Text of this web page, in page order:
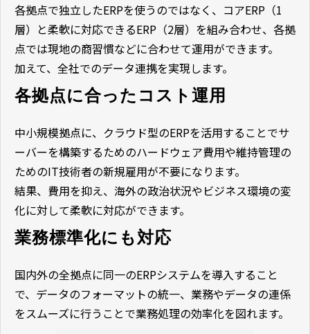
各拠点で独立したERPを使うのではなく、コアERP（1
層）と柔軟に対応できるERP（2層）を組み合わせ、各拠
点では現地の商習慣などに合わせて運用ができます。
加えて、全社でのデータ連携を実現します。
各拠点に合ったコスト運用
中小規模拠点に、クラウド型のERPを活用することでサ
ーバーを構築するためのハードウェア費用や維持管理の
ためのIT技術者の新規雇用が不要になります。
結果、費用を抑え、海外の政治状況やビジネス環境の変
化に対して柔軟に対応ができます。
業務標準化にも対応
国内外の全拠点に同一のERPシステムを導入すること
で、データのフォーマットの統一、業務やデータの連係
をスムーズに行うことで業務処理の効率化を図れます。